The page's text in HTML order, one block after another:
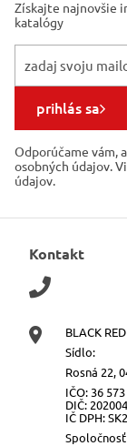
Získajte najnovšie
katalógy
prihlás sa
Odporúčame vám,
osobných údajov.
údajov.
Kontakt
BLACK
Sídlo:
Rosná 22,
IČO: 36
DIČ:
IČ DPH: